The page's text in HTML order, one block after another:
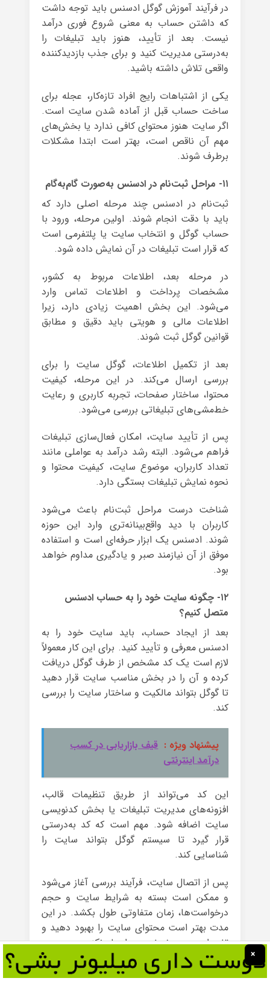
در فرآیند آموزش گوگل ادسنس باید توجه داشت
که داشتن حساب به معنی شروع فوری درآمد
نیست. بعد از تأیید، هنوز باید تبلیغات را
به‌درستی مدیریت کنید و برای جذب بازدیدکننده
واقعی تلاش داشته باشید.
یکی از اشتباهات رایج افراد تازه‌کار، عجله برای
ساخت حساب قبل از آماده شدن سایت است.
اگر سایت هنوز محتوای کافی ندارد یا بخش‌های
مهم آن ناقص است، بهتر است ابتدا مشکلات
برطرف شوند.
۱۱- مراحل ثبت‌نام در ادسنس به‌صورت گام‌به‌گام
ثبت‌نام در ادسنس چند مرحله اصلی دارد که
باید با دقت انجام شوند. اولین مرحله، ورود با
حساب گوگل و انتخاب سایت یا پلتفرمی است
که قرار است تبلیغات در آن نمایش داده شود.
در مرحله بعد، اطلاعات مربوط به کشور،
مشخصات پرداخت و اطلاعات تماس وارد
می‌شود. این بخش اهمیت زیادی دارد، زیرا
اطلاعات مالی و هویتی باید دقیق و مطابق
قوانین گوگل ثبت شوند.
بعد از تکمیل اطلاعات، گوگل سایت را برای
بررسی ارسال می‌کند. در این مرحله، کیفیت
محتوا، ساختار صفحات، تجربه کاربری و رعایت
خط‌مشی‌های تبلیغاتی بررسی می‌شود.
پس از تأیید سایت، امکان فعال‌سازی تبلیغات
فراهم می‌شود. البته رشد درآمد به عواملی مانند
تعداد کاربران، موضوع سایت، کیفیت محتوا و
نحوه نمایش تبلیغات بستگی دارد.
شناخت درست مراحل ثبت‌نام باعث می‌شود
کاربران با دید واقع‌بینانه‌تری وارد این حوزه
شوند. ادسنس یک ابزار حرفه‌ای است و استفاده
موفق از آن نیازمند صبر و یادگیری مداوم خواهد
بود.
۱۲- چگونه سایت خود را به حساب ادسنس
متصل کنیم؟
بعد از ایجاد حساب، باید سایت خود را به
ادسنس معرفی و تأیید کنید. برای این کار معمولاً
لازم است یک کد مشخص از طرف گوگل دریافت
کرده و آن را در بخش مناسب سایت قرار دهید
تا گوگل بتواند مالکیت و ساختار سایت را بررسی
کند.
پیشنهاد ویژه : قیف بازاریابی در کسب
درآمد اینترنتی
این کد می‌تواند از طریق تنظیمات قالب،
افزونه‌های مدیریت تبلیغات یا بخش کدنویسی
سایت اضافه شود. مهم است که کد به‌درستی
قرار گیرد تا سیستم گوگل بتواند سایت را
شناسایی کند.
پس از اتصال سایت، فرآیند بررسی آغاز می‌شود
و ممکن است بسته به شرایط سایت و حجم
درخواست‌ها، زمان متفاوتی طول بکشد. در این
مدت بهتر است محتوای سایت را بهبود دهید و
تغییرات مهم و غیرضروری ایجاد نکنید.
اتصال سایت به ادسنس فقط یک مرحله فنی
×